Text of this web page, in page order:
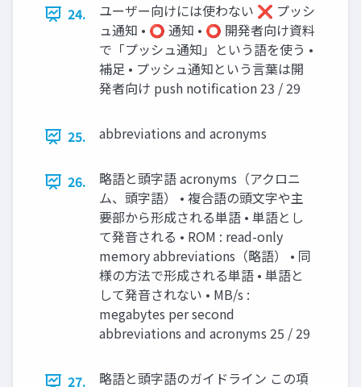
24.
ユーザー向けには使わない ❌ プッシ
ュ通知 • ⭕ 通知 • ⭕ 開発者向け資料
で「プッシュ通知」という語を使う •
補足 • プッシュ通知という言葉は開
発者向け push notification 23 / 29
25. abbreviations and acronyms
26.
略語と頭字語 acronyms（アクロニ
ム、頭字語） • 複合語の頭文字や主
要部から形成される単語 • 単語とし
て発音される • ROM : read-only
memory abbreviations（略語） • 同
様の方法で形成される単語 • 単語と
して発音されない • MB/s :
megabytes per second
abbreviations and acronyms 25 / 29
27.
略語と頭字語のガイドライン この項